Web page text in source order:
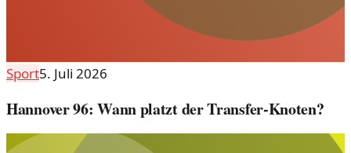
Sport5. Juli 2026
Hannover 96: Wann platzt der Transfer-Knoten?